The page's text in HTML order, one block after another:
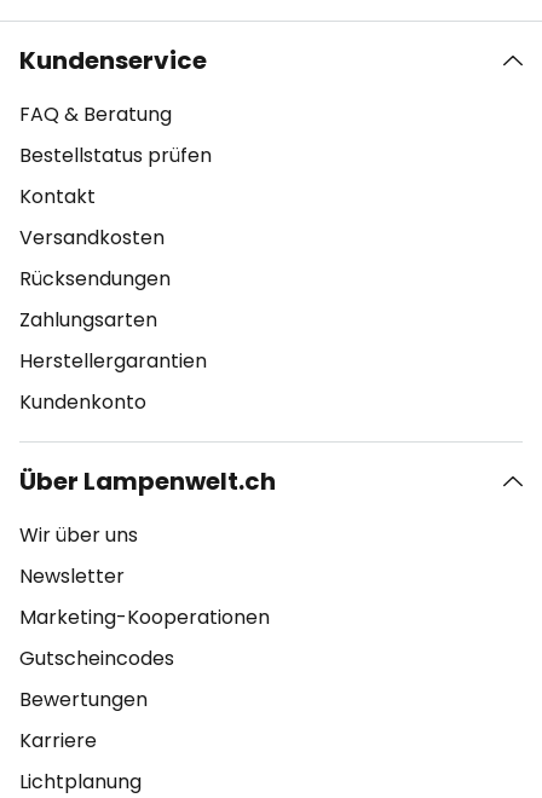
Kundenservice
FAQ & Beratung
Bestellstatus prüfen
Kontakt
Versandkosten
Rücksendungen
Zahlungsarten
Herstellergarantien
Kundenkonto
Über Lampenwelt.ch
Wir über uns
Newsletter
Marketing-Kooperationen
Gutscheincodes
Bewertungen
Karriere
Lichtplanung